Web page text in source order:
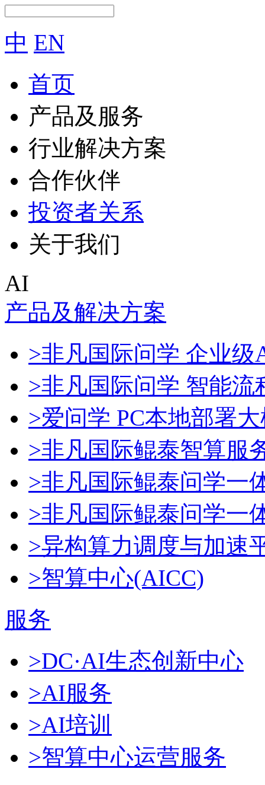
中 EN
首页
产品及服务
行业解决方案
合作伙伴
投资者关系
关于我们
AI
产品及解决方案
>非凡国际问学 企业级
>非凡国际问学 智能流
>爱问学 PC本地部署
>非凡国际鲲泰智算服
>非凡国际鲲泰问学一
>非凡国际鲲泰问学一
>异构算力调度与加速
>智算中心(AICC)
服务
>DC·AI生态创新中心
>AI服务
>AI培训
>智算中心运营服务